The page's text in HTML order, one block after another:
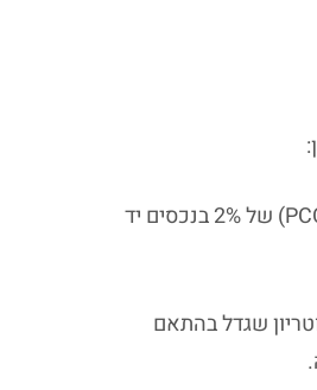
מס רכישה (PCC) של 2% בנכסים יד
שגדל בהתאם